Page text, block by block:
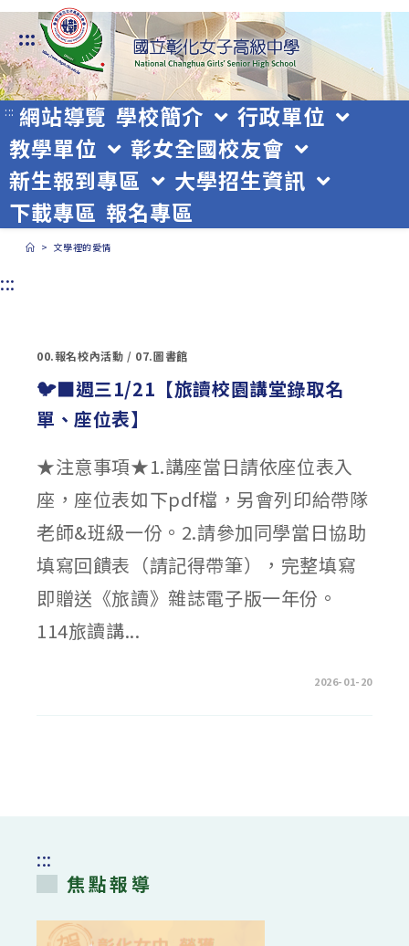
跳
轉
至
主
要
內
容
:::
::: 網站導覽 學校簡介
行政單位
教學單位
彰女全國校友會
新生報到專區
大學招生資訊
下載專區 報名專區
> 文學裡的愛情
:::
00.報名校內活動 / 07.圖書館
🐦‍⬛週三1/21【旅讀校園講堂錄取名
單、座位表】
★注意事項★1.講座當日請依座位表入
座，座位表如下pdf檔，另會列印給帶隊
老師&班級一份。2.請參加同學當日協助
填寫回饋表（請記得帶筆），完整填寫
即贈送《旅讀》雜誌電子版一年份。
114旅讀講...
2026-01-20
:::
焦點報導